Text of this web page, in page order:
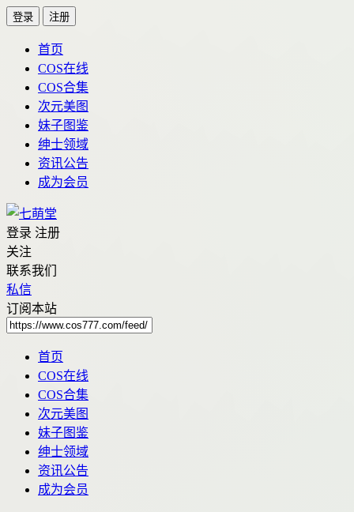
登录 注册
首页
COS在线
COS合集
次元美图
妹子图鉴
绅士领域
资讯公告
成为会员
登录 注册
关注
联系我们
私信
订阅本站
首页
COS在线
COS合集
次元美图
妹子图鉴
绅士领域
资讯公告
成为会员